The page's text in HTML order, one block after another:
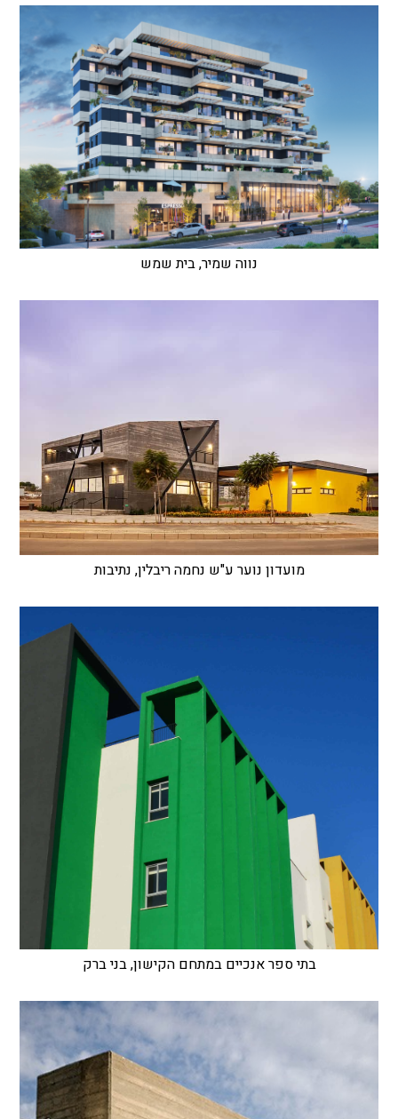
נווה שמיר, בית שמש
מועדון נוער ע"ש נחמה ריבלין, נתיבות
בתי ספר אנכיים במתחם הקישון, בני ברק